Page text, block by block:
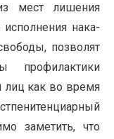
мест лишения
нака­
позволят
профилактики
лиц как во время
заметить, что